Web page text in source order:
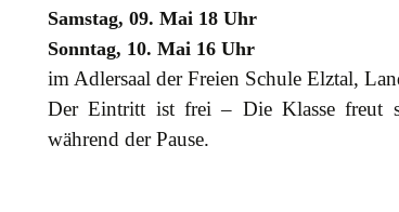
Samstag, 09. Mai 18 Uhr
Sonntag, 10. Mai 16 Uhr
im Adlersaal der Freien Schule Elztal,
Der Eintritt ist frei – Die Klasse freut
während der Pause.